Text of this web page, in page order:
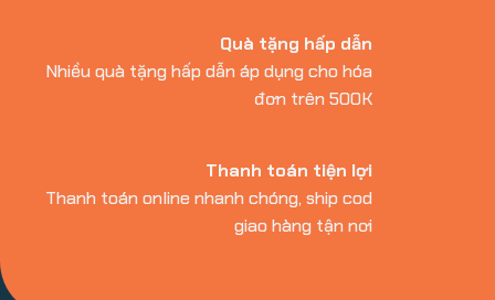
Quà tặng hấp dẫn
Nhiều quà tặng hấp dẫn áp dụng cho hóa
đơn trên 500K
Thanh toán tiện lợi
Thanh toán online nhanh chóng, ship cod
giao hàng tận nơi